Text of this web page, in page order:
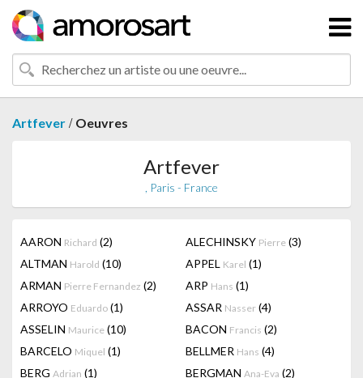
Artfever / Oeuvres
Artfever
, Paris - France
AARON Richard (2) ALECHINSKY Pierre (3)
ALTMAN Harold (10) APPEL Karel (1)
ARMAN Pierre Fernandez (2) ARP Hans (1)
ARROYO Eduardo (1) ASSAR Nasser (4)
ASSELIN Maurice (10) BACON Francis (2)
BARCELO Miquel (1) BELLMER Hans (4)
BERG Adrian (1) BERGMAN Ana-Eva (2)